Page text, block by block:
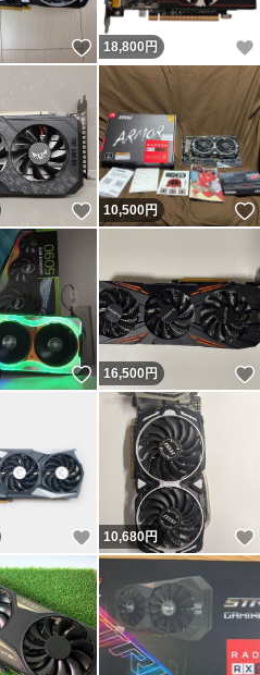
いいね！
18,800 円
いいね！
10,500円
いいね！
16,500円
いいね！
10,680円